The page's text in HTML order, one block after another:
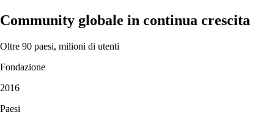
Community globale in continua crescita
Oltre 90 paesi, milioni di utenti
Fondazione
2016
Paesi